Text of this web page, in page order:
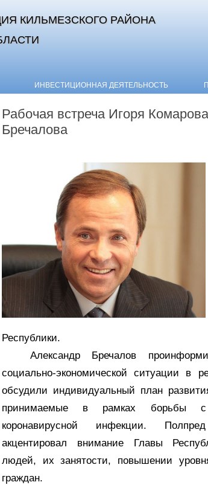
КИЛЬМЕЗСКОГО РАЙОНА
Skip to content
ИНВЕСТИЦИОННАЯ ДЕЯТЕЛЬНОСТЬ
Рабочая встреча Игоря
Бречалова
Республики.
Александр Бречалов
социально-экономической ситуации в
обсудили индивидуальный план
принимаемые в рамках борьбы с
коронавирусной инфекции.
акцентировал внимание Главы
людей, их занятости, повышении
граждан.